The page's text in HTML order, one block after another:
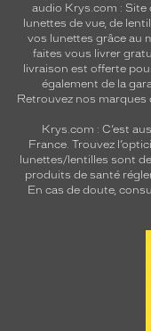
audio Krys.com : Site
lunettes de vue, de
vos lunettes grâce au
faites vous livrer
livraison est offerte
également de la
Retrouvez nos marques
Krys.com : C’est
France. Trouvez
lunettes/lentilles sont
produits de santé
En cas de doute,